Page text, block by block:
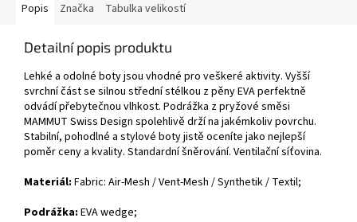
Popis Značka Tabulka velikostí
Detailní popis produktu
Lehké a odolné boty jsou vhodné pro veškeré aktivity. Vyšší
svrchní část se silnou střední stélkou z pěny EVA perfektně
odvádí přebytečnou vlhkost. Podrážka z pryžové směsi
MAMMUT Swiss Design spolehlivě drží na jakémkoliv povrchu.
Stabilní, pohodlné a stylové boty jistě oceníte jako nejlepší
poměr ceny a kvality. Standardní šněrování. Ventilační síťovina.
Materiál: Fabric: Air-Mesh / Vent-Mesh / Synthetik / Textil;
Podrážka: EVA wedge;